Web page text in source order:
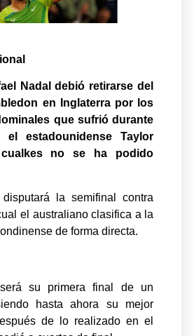
Nadal debió retirarse del
en Inglaterra por los
que sufrió durante
estadounidense Taylor
no se ha podido
la semifinal contra
el australiano clasifica a la
de forma directa.
su primera final de un
hasta ahora su mejor
de lo realizado en el